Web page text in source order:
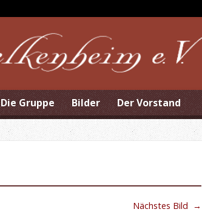
Die Gruppe Bilder Der Vorstand
Nächstes Bild →